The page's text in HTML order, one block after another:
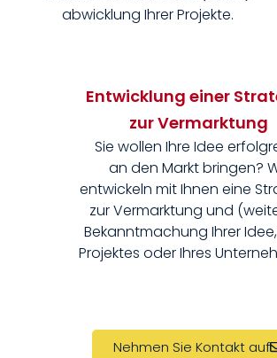
abwicklung Ihrer Projekte.
Entwicklung einer
zur Vermarktung
Sie wollen Ihre Idee
an den Markt bringen?
entwickeln mit Ihnen eine
zur Vermarktung und
Bekanntmachung Ihrer
Projektes oder Ihres
Nehmen Sie Kontakt auf